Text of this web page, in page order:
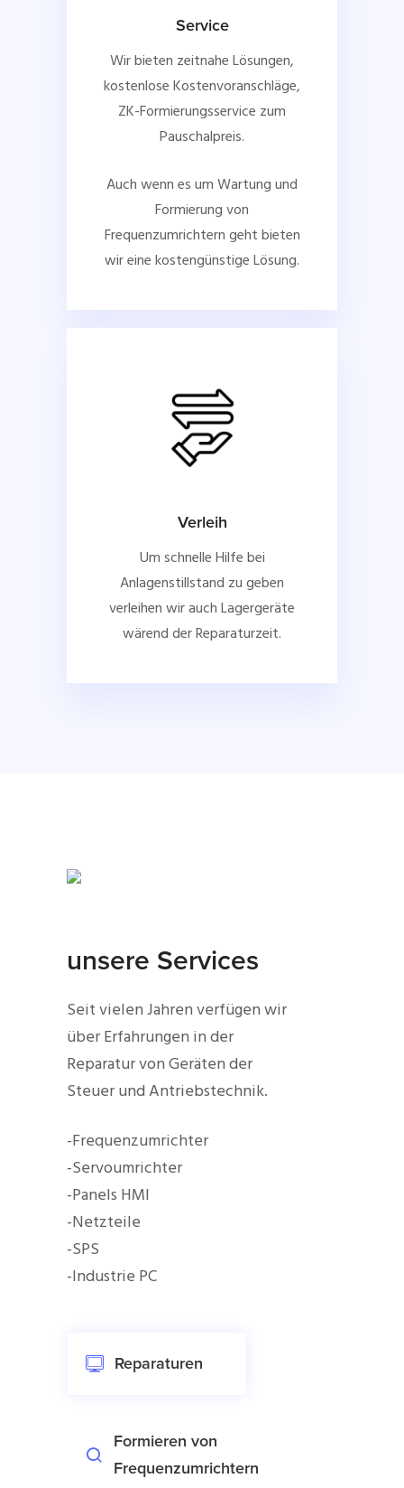
Service
Wir bieten zeitnahe Lösungen,
kostenlose Kostenvoranschläge,
ZK-Formierungsservice zum
Pauschalpreis.
Auch wenn es um Wartung und
Formierung von
Frequenzumrichtern geht bieten
wir eine kostengünstige Lösung.
Verleih
Um schnelle Hilfe bei
Anlagenstillstand zu geben
verleihen wir auch Lagergeräte
wärend der Reparaturzeit.
unsere Services
Seit vielen Jahren verfügen wir
über Erfahrungen in der
Reparatur von Geräten der
Steuer und Antriebstechnik.
-Frequenzumrichter
-Servoumrichter
-Panels HMI
-Netzteile
-SPS
-Industrie PC
Reparaturen
Formieren von
Frequenzumrichtern